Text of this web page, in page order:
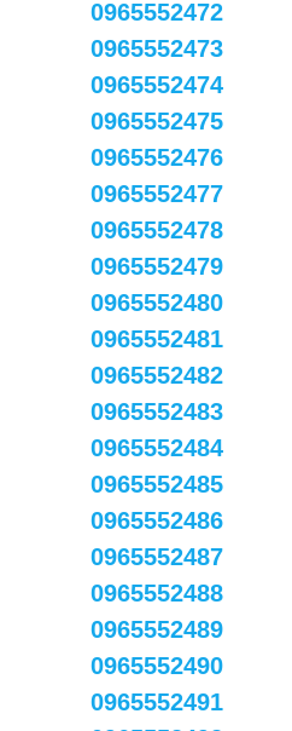
0965552472
0965552473
0965552474
0965552475
0965552476
0965552477
0965552478
0965552479
0965552480
0965552481
0965552482
0965552483
0965552484
0965552485
0965552486
0965552487
0965552488
0965552489
0965552490
0965552491